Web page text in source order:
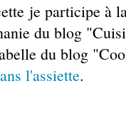
je participe à
du blog
du blog
l'assiette.